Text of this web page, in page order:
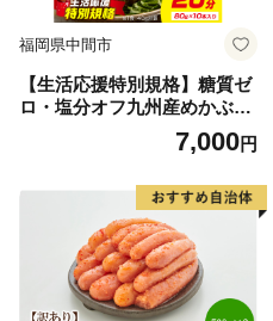
福岡県中間市
【生活応援特別規格】糖質ゼ
ロ・塩分オフ九州産めかぶた
たき10本セット【001-0480】
7,000円